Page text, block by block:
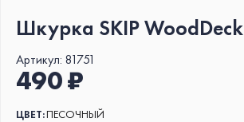
Шкурка SKIP WoodDeck
Артикул: 81751
490 ₽
ЦВЕТ:ПЕСОЧНЫЙ